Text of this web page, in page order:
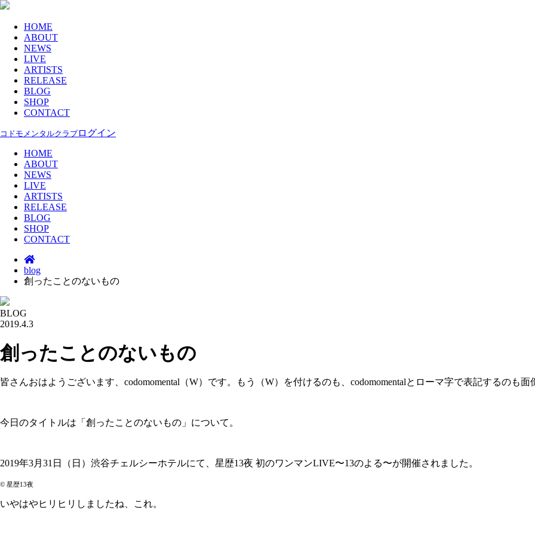
HOME
ABOUT
NEWS
LIVE
ARTISTS
RELEASE
BLOG
SHOP
CONTACT
コドモメンタルクラブ ログイン
HOME
ABOUT
NEWS
LIVE
ARTISTS
RELEASE
BLOG
SHOP
CONTACT
blog
創ったことのないもの
BLOG
2019.4.3
創ったことのないもの
皆さんおはようございます、codomomental（W）です。もう（W）を付けるのも、codomomentalとローマ字で表記するのも面
今日のタイトルは「創ったことのないもの」について。
2019年3月31日（日）渋谷チェルシーホテルにて、星歴13夜 初のワンマンLIVE〜13のよる〜が開催されました。
©️ 星歴13夜
いやはやヒリヒリしましたね、これ。